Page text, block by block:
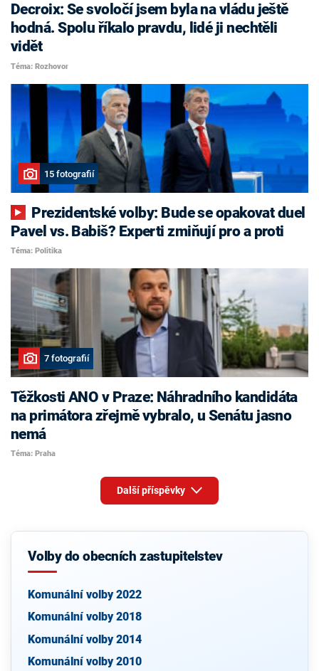
Decroix: Se svoločí jsem byla na vládu ještě
hodná. Spolu říkalo pravdu, lidé ji nechtěli
vidět
Téma: Rozhovor
15 fotografií
Pavel vs. Babiš? Experti zmiňují pro a proti
Téma: Politika
7 fotografií
Těžkosti ANO v Praze: Náhradního kandidáta
na primátora zřejmě vybralo, u Senátu jasno
nemá
Téma: Praha
Další příspěvky
Volby do obecních zastupitelstev
Komunální volby 2022
Komunální volby 2018
Komunální volby 2014
Komunální volby 2010